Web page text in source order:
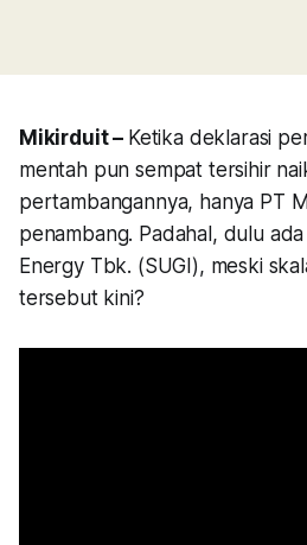
Mikirduit – Ketika deklarasi
mentah pun sempat tersihir
pertambangannya, hanya PT
penambang. Padahal, dulu
Energy Tbk. (SUGI), meski
tersebut kini?